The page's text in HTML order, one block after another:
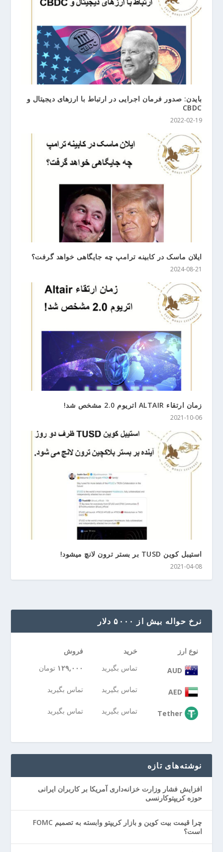
بایدن: صدور فرمان اجرایی در ارتباط با ارزهای دیجیتال و
CBDC
2022-02-19
ایلان ماسک در کابینه ترامپ چه جایگاهی خواهد گرفت؟
2024-08-21
زمان ارتقاء ALTAIR اتریوم 2.0 مشخص شد!
2021-10-06
استیبل کوین TUSD بر بستر ترون لانچ میشود!
2021-04-08
نرخ حواله بیش از ۵۰۰۰ دلار
نوع ارز خرید فروش
AUD تماس بگیرید ۱۲۹,۰۰۰ تومان
AED تماس بگیرید تماس بگیرید
Tether تماس بگیرید تماس بگیرید
نوشته‌های تازه
افزایش فشار وزارت خزانه‌داری آمریکا بر کاربران ایرانی
حوزه کریپتوکارنسی
چرا قیمت بیت کوین و بازار کریپتو وابسته به تصمیم FOMC
است؟